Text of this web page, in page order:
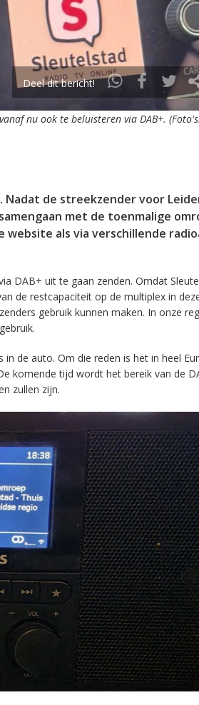
Deel dit bericht!
nu ook te beluisteren via DAB+.
de streekzender voor
met de toenmalige
als via verschillende
DAB+ uit te gaan zenden. Omdat
de restcapaciteit op de multiplex in
gebruik kunnen maken. In onze
de auto. Om die reden is het in heel
komende tijd wordt het bereik van de
zullen zijn.